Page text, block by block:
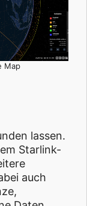
Map
lassen.
Starlink-
auch